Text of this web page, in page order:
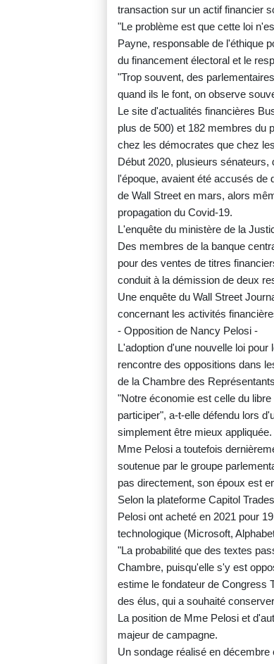
transaction sur un actif financier
"Le problème est que cette loi
Payne, responsable de l'éthique
du financement électoral et le
"Trop souvent, des
quand ils le font, on observe
Le site d'actualités financières
plus de 500) et 182 membres du
chez les démocrates que chez
Début 2020, plusieurs
l'époque, avaient été accusés de
de Wall Street en mars, alors
propagation du Covid-19.
L'enquête du ministère de la
Des membres de la banque
pour des ventes de titres
conduit à la démission de deux
Une enquête du Wall Street
concernant les activités
- Opposition de Nancy Pelosi -
L'adoption d'une nouvelle loi
rencontre des oppositions dans
de la Chambre des
"Notre économie est celle du
participer", a-t-elle défendu lors
simplement être mieux appliquée.
Mme Pelosi a toutefois
soutenue par le groupe
pas directement, son époux est
Selon la plateforme Capitol
Pelosi ont acheté en 2021 pour
technologique (Microsoft,
"La probabilité que des textes
Chambre, puisqu'elle s'y est
estime le fondateur de Congress
des élus, qui a souhaité
La position de Mme Pelosi et
majeur de campagne.
Un sondage réalisé en